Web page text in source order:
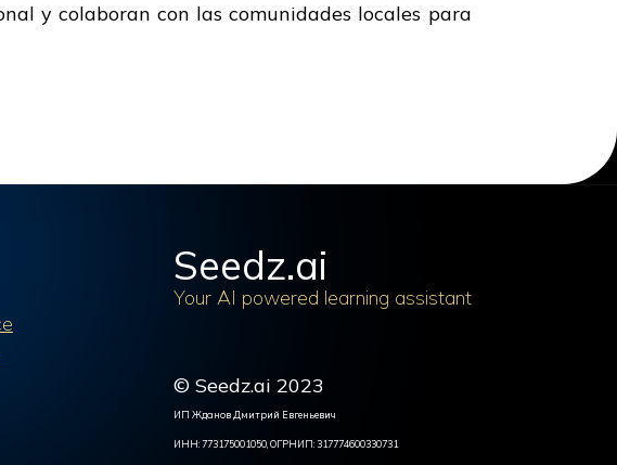
y colaboran con las comunidades locales para
Seedz.ai
Your AI powered learning assistant
© Seedz.ai 2023
ИП Жданов Дмитрий Евгеньевич
ИНН: 773175001050, ОГРНИП: 317774600330731